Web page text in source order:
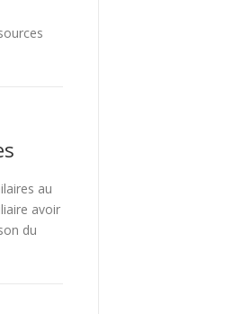
au
avoir
du